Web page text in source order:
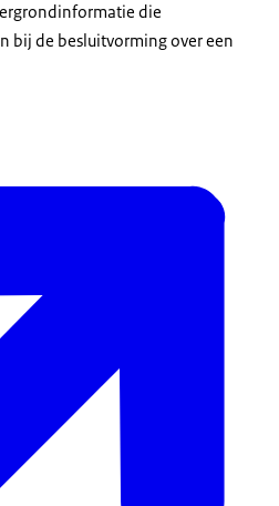
die
bij de besluitvorming over een